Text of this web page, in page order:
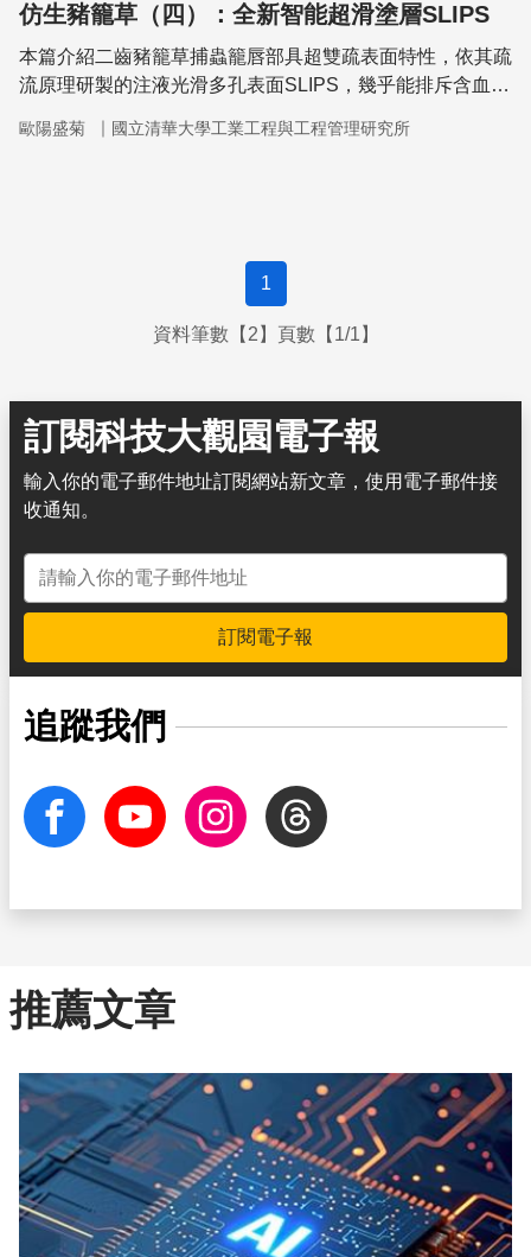
仿生豬籠草（四）：全新智能超滑塗層SLIPS
本篇介紹二齒豬籠草捕蟲籠唇部具超雙疏表面特性，依其疏
流原理研製的注液光滑多孔表面SLIPS，幾乎能排斥含血
能，可廣泛應用於不沾鍋、防冰塗層、微流體裝置、生醫器
歐陽盛菊 ｜ 國立清華大學工業工程與工程管理研究所
1
資料筆數【2】頁數【1/1】
訂閱科技大觀園電子報
輸入你的電子郵件地址訂閱網站新文章，使用電子郵件接
收通知。
電子郵件地址
訂閱電子報
追蹤我們
facebook Youtube InstagramThreads
推薦文章